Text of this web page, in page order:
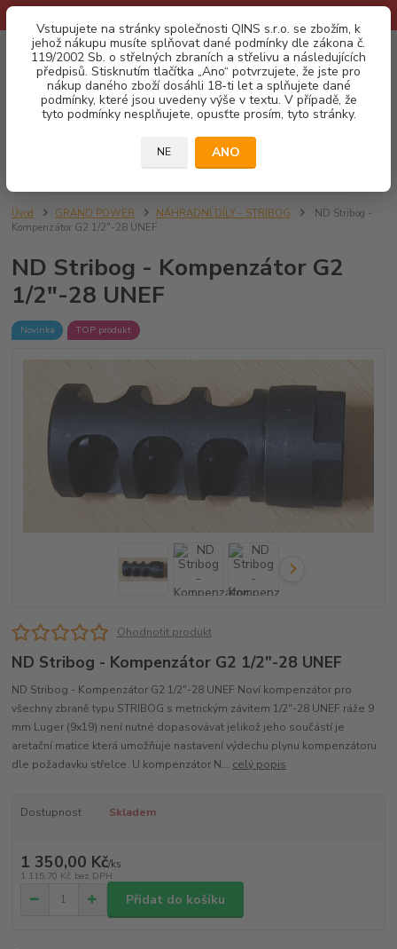
Vstupujete na stránky společnosti QINS s.r.o. se zbožím, k
jehož nákupu musíte splňovat dané podmínky dle zákona č.
119/2002 Sb. o střelných zbraních a střelivu a následujících
předpisů. Stisknutím tlačítka „Ano“ potvrzujete, že jste pro
nákup daného zboží dosáhli 18-ti let a splňujete dané
podmínky, které jsou uvedeny výše v textu. V případě, že
tyto podmínky nesplňujete, opusťte prosím, tyto stránky.
NE ANO
Menu
CZK 0
za0,00 Kč
Úvod GRAND POWER NÁHRADNÍ DÍLY - STRIBOG
ND Stribog -
Kompenzátor G2 1/2"-28 UNEF
ND Stribog - Kompenzátor G2
1/2"-28 UNEF
Novinka TOP produkt
Ohodnotit produkt
ND Stribog - Kompenzátor G2 1/2"-28 UNEF
ND Stribog - Kompenzátor G2 1/2"-28 UNEF Noví kompenzátor pro
všechny zbraně typu STRIBOG s metrickým závitem 1/2"-28 UNEF ráže 9
mm Luger (9x19) není nutné dopasovávat jelikož jeho součástí je
aretační matice která umožňuje nastavení výdechu plynu kompenzátoru
dle požadavku střelce. U kompenzátor N... celý popis
Dostupnost Skladem
1 350,00 Kč/ks
1 115,70 Kč bez DPH
Přidat do košíku